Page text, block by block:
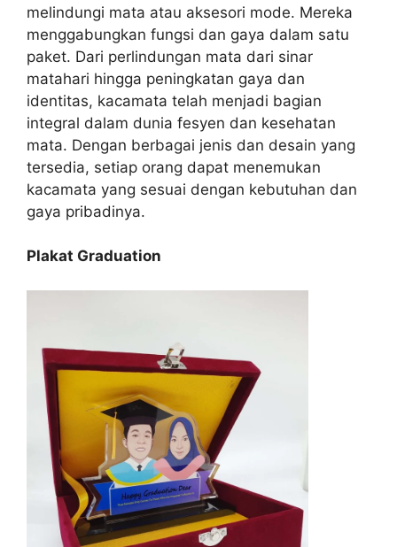
melindungi mata atau aksesori mode. Mereka
menggabungkan fungsi dan gaya dalam satu
paket. Dari perlindungan mata dari sinar
matahari hingga peningkatan gaya dan
identitas, kacamata telah menjadi bagian
integral dalam dunia fesyen dan kesehatan
mata. Dengan berbagai jenis dan desain yang
tersedia, setiap orang dapat menemukan
kacamata yang sesuai dengan kebutuhan dan
gaya pribadinya.
Plakat Graduation